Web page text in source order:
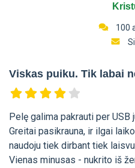
100
Viskas puiku. Tik labai
Pelę galima pakrauti per
Greitai pasikrauna, ir ilgai
naudoju tiek dirbant tiek
Vienas minusas - nukrito iš